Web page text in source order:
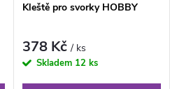
Kleště pro svorky HOBBY
378 Kč/ ks
Skladem 12 ks